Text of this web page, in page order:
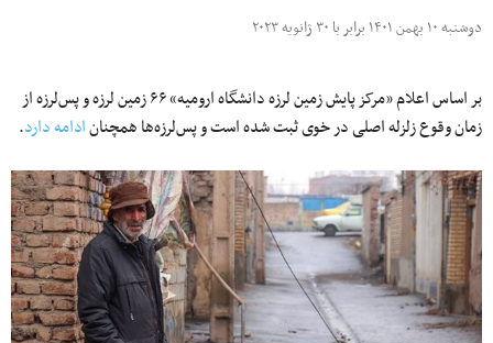
دوشنبه ۱۰ بهمن ۱۴۰۱ برابر با ۳۰ ژانویه ۲۰۲۳
بر اساس اعلام «مرکز پایش زمین لرزه دانشگاه ارومیه» ۶۶ زمین لرزه و پس‌لرزه از
زمان وقوع زلزله اصلی در خوی ثبت شده است و پس‌لرزه‌ها همچنانادامه دارد.